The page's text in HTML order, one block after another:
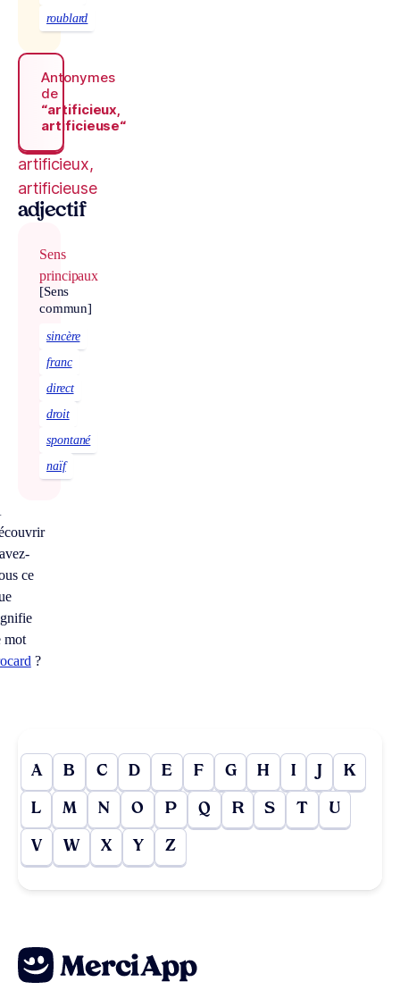
roublard
Antonymes
de
“artificieux,
artificieuse“
artificieux,
artificieuse
adjectif
Sens
principaux
[Sens
commun]
sincère
franc
direct
droit
spontané
naïf
ce
mot
?
A B C D E F G H I J K
L M N O P Q R S T U
V W X Y Z